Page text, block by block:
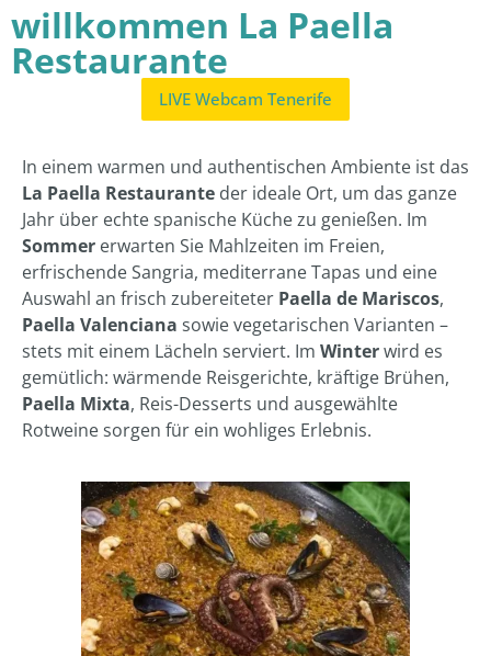
willkommen La Paella
Restaurante
LIVE Webcam Tenerife
In einem warmen und authentischen Ambiente ist das
La Paella Restaurante der ideale Ort, um das ganze
Jahr über echte spanische Küche zu genießen. Im
Sommer erwarten Sie Mahlzeiten im Freien,
erfrischende Sangria, mediterrane Tapas und eine
Auswahl an frisch zubereiteter Paella de Mariscos,
Paella Valenciana sowie vegetarischen Varianten –
stets mit einem Lächeln serviert. Im Winterwird es
gemütlich: wärmende Reisgerichte, kräftige Brühen,
Paella Mixta, Reis-Desserts und ausgewählte
Rotweine sorgen für ein wohliges Erlebnis.